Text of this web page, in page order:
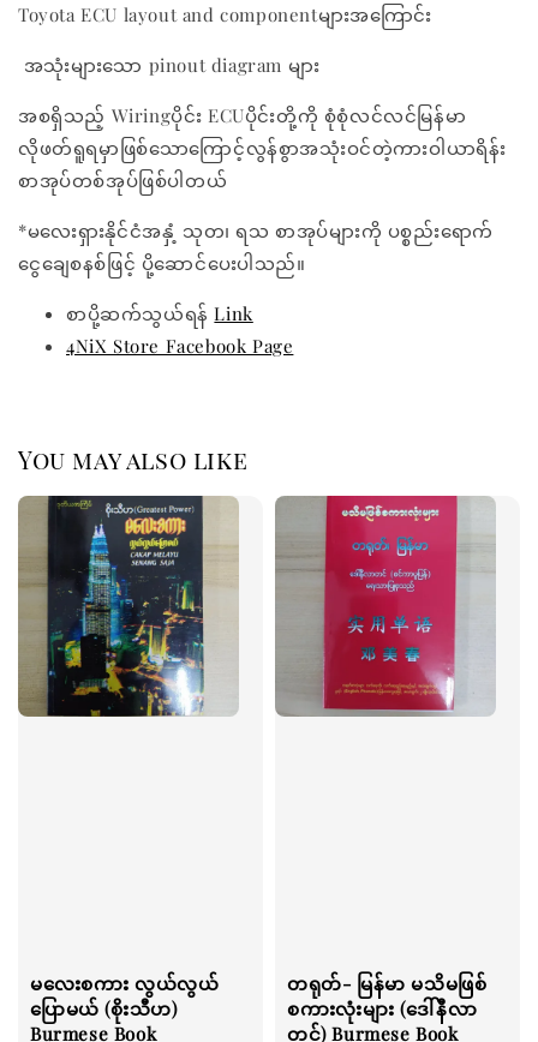
Toyota ECU layout and componentများအကြောင်း
အသုံးများသော pinout diagram များ
အစရှိသည့် Wiringပိုင်း ECUပိုင်းတို့ကို စုံစုံလင်လင်မြန်မာ
လိုဖတ်ရူရမှာဖြစ်သောကြောင့်လွန်စွာအသုံးဝင်တဲ့ကားဝါယာရိန်း
စာအုပ်တစ်အုပ်ဖြစ်ပါတယ်
*မလေးရှားနိုင်ငံအနှံ့ သုတ၊ ရသ စာအုပ်များကို ပစ္စည်းရောက်
ငွေချေစနစ်ဖြင့် ပို့ဆောင်ပေးပါသည်။
စာပို့ဆက်သွယ်ရန်Link
4NiX Store Facebook Page
You may also like
မလေးစကား လွယ်လွယ်
ပြောမယ် (စိုးသီဟ)
Burmese Book
တရုတ်- မြန်မာ မသိမဖြစ်
စကားလုံးများ (ဒေါ်နီလာ
တင်) Burmese Book